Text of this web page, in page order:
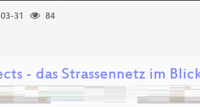
31
84
- das Strassennetz im